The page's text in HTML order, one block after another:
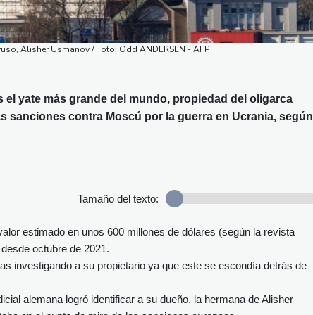
Alisher Usmanov / Foto: Odd ANDERSEN - AFP
yate más grande del mundo, propiedad del oligarca
sanciones contra Moscú por la guerra en Ucrania, según
Tamaño del texto:
estimado en unos 600 millones de dólares (según la revista
octubre de 2021.
investigando a su propietario ya que este se escondía detrás de
alemana logró identificar a su dueño, la hermana de Alisher